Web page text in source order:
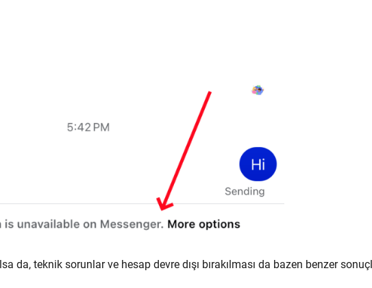
da, teknik sorunlar ve hesap devre dışı bırakılması da bazen benzer